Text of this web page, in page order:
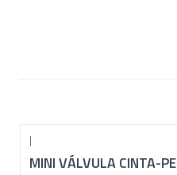
|
MINI VÁLVULA CINTA-PE